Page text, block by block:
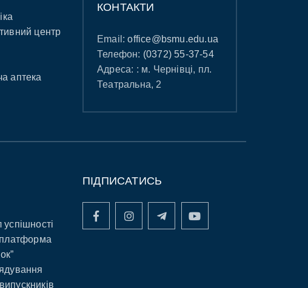
центр
аптека
КОНТАКТИ
Email:office@bsmu.edu.ua
Телефон: (0372) 55-37-54
Адреса: : м. Чернівці, пл.
Театральна, 2
ПІДПИСАТИСЬ